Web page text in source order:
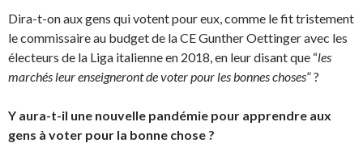
Dira-t-on aux gens qui votent pour eux, comme le fit tristement
le commissaire au budget de la CE Gunther Oettinger avec les
électeurs de la Liga italienne en 2018, en leur disant que “les
marchés leur enseigneront de voter pour les bonnes choses” ?
Y aura-t-il une nouvelle pandémie pour apprendre aux
gens à voter pour la bonne chose ?